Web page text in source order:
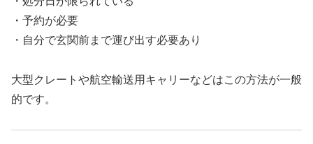
・予約が必要
・自分で玄関前まで運び出す必要あり
大型クレートや航空輸送用キャリーなどはこの方法が一般
的です。